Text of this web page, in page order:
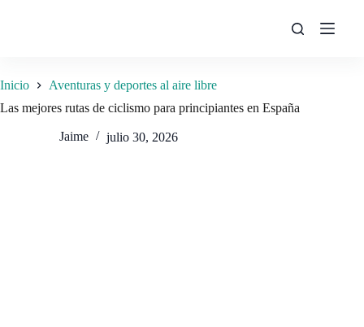
Inicio
Aventuras y deportes al aire libre
Las mejores rutas de ciclismo para principiantes en España
Jaime julio 30, 2026